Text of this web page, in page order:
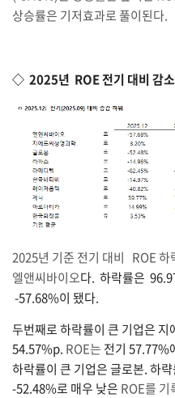
상승률은 기저효과로 풀이된다.
◇ 2025년 ROE 전기 대비 감
2025년 기준 전기 대비 ROE 하
엘앤씨바이오다. 하락률은
-57.68%이 됐다.
두번째로 하락률이 큰 기업은
54.57%p. ROE는 전기 57.77%
하락률이 큰 기업은 글로본. 하
-52.48%로 매우 낮은 ROE를 기